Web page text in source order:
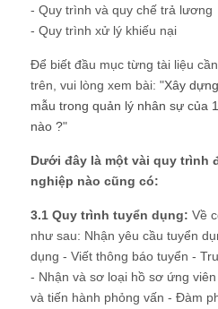
- Quy trình và quy chế trả lương
- Quy trình xử lý khiếu nại
Để biết đầu mục từng tài liệu
trên, vui lòng xem bài: "Xây
mẫu trong quản lý nhân sự của
nào ?"
Dưới đây là một vài quy trình
nghiệp nào cũng có:
3.1 Quy trình tuyển dụng: Về
như sau: Nhận yêu cầu tuyển
dụng - Viết thông báo tuyển -
- Nhận và sơ loại hồ sơ ứng
và tiến hành phỏng vấn - Đàm